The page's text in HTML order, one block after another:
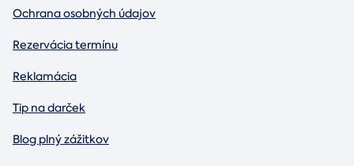
Ochrana osobných údajov
Rezervácia termínu
Reklamácia
Tip na darček
Blog plný zážitkov